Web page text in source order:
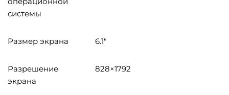
системы
Размер экрана 6.1"
Разрешение
экрана
828×1792